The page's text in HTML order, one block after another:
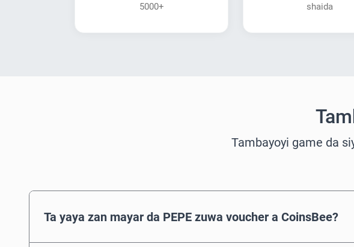
5000+
shaida
Tambayoyi game da
Ta yaya zan mayar da PEPE zuwa voucher a CoinsBee?